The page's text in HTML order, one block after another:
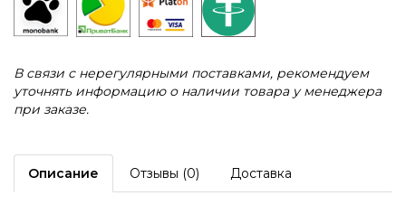
В связи с нерегулярными поставками, рекомендуем
уточнять информацию о наличии товара у менеджера
при заказе.
Описание Отзывы (0) Доставка